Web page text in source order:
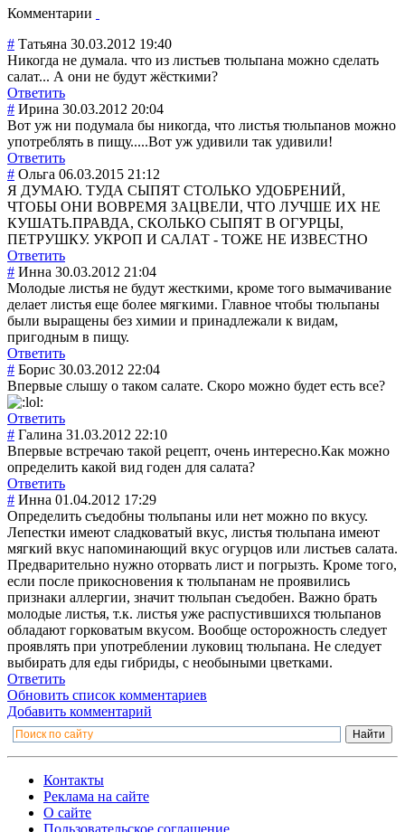
Комментарии
# Татьяна 30.03.2012 19:40
Никогда не думала. что из листьев тюльпана можно сделать
салат... А они не будут жёсткими?
Ответить
# Ирина 30.03.2012 20:04
Вот уж ни подумала бы никогда, что листья тюльпанов можно
употреблять в пищу.....Вот уж удивили так удивили!
Ответить
# Ольга 06.03.2015 21:12
Я ДУМАЮ. ТУДА СЫПЯТ СТОЛЬКО УДОБРЕНИЙ,
ЧТОБЫ ОНИ ВОВРЕМЯ ЗАЦВЕЛИ, ЧТО ЛУЧШЕ ИХ НЕ
КУШАТЬ.ПРАВДА, СКОЛЬКО СЫПЯТ В ОГУРЦЫ,
ПЕТРУШКУ. УКРОП И САЛАТ - ТОЖЕ НЕ ИЗВЕСТНО
Ответить
# Инна 30.03.2012 21:04
Молодые листья не будут жесткими, кроме того вымачивание
делает листья еще более мягкими. Главное чтобы тюльпаны
были выращены без химии и принадлежали к видам,
пригодным в пищу.
Ответить
# Борис 30.03.2012 22:04
Впервые слышу о таком салате. Скоро можно будет есть все?
Ответить
# Галина 31.03.2012 22:10
Впервые встречаю такой рецепт, очень интересно.Как можно
определить какой вид годен для салата?
Ответить
# Инна 01.04.2012 17:29
Определить съедобны тюльпаны или нет можно по вкусу.
Лепестки имеют сладковатый вкус, листья тюльпана имеют
мягкий вкус напоминающий вкус огурцов или листьев салата.
Предварительно нужно оторвать лист и погрызть. Кроме того,
если после прикосновения к тюльпанам не проявились
признаки аллергии, значит тюльпан съедобен. Важно брать
молодые листья, т.к. листья уже распустившихся тюльпанов
обладают горковатым вкусом. Вообще осторожность следует
проявлять при употреблении луковиц тюльпана. Не следует
выбирать для еды гибриды, с необыными цветками.
Ответить
Обновить список комментариев
Добавить комментарий
Контакты
Реклама на сайте
О сайте
Пользовательское соглашение